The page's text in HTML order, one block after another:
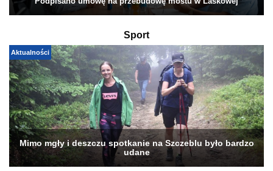
Podpisano umowę na przebudowę mostu w Laskowej
Sport
Aktualności
Mimo mgły i deszczu spotkanie na Szczeblu było bardzo
udane